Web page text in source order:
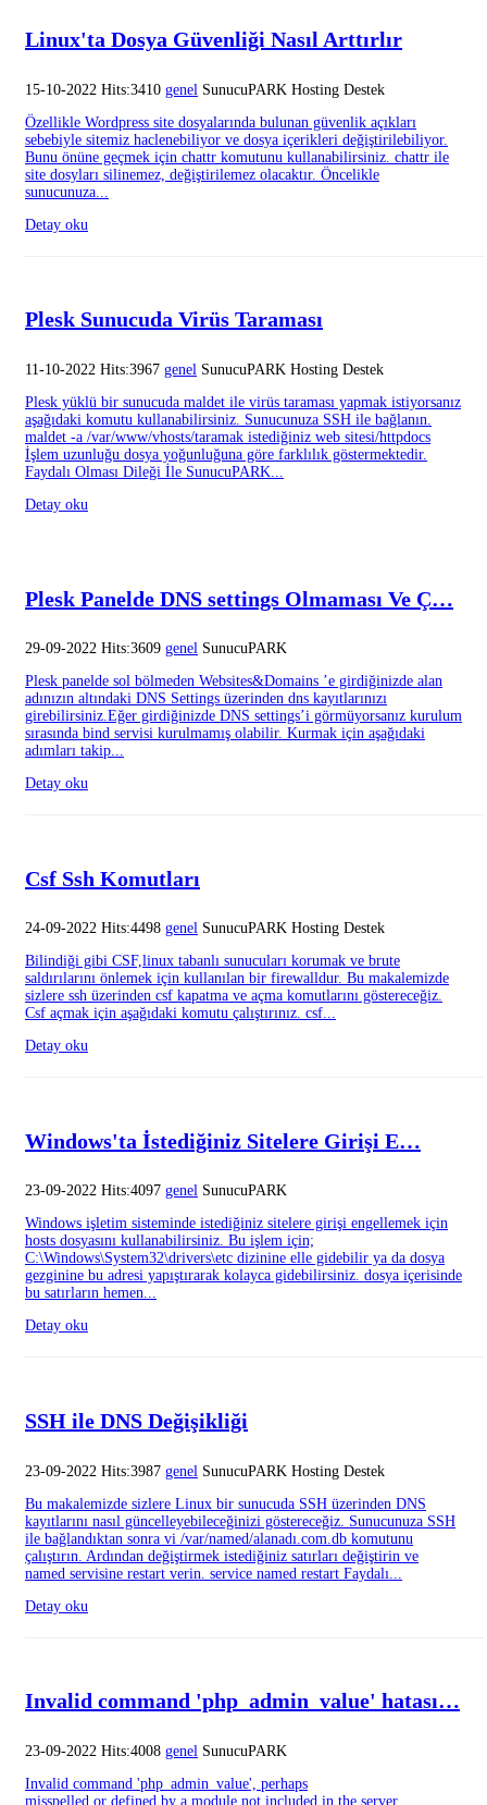
Linux'ta Dosya Güvenliği Nasıl Arttırlır
15-10-2022 Hits:3410 genel SunucuPARK Hosting Destek
Özellikle Wordpress site dosyalarında bulunan güvenlik açıkları
sebebiyle sitemiz haclenebiliyor ve dosya içerikleri değiştirilebiliyor.
Bunu önüne geçmek için chattr komutunu kullanabilirsiniz. chattr ile
site dosyları silinemez, değiştirilemez olacaktır. Öncelikle
sunucunuza...
Detay oku
Plesk Sunucuda Virüs Taraması
11-10-2022 Hits:3967 genel SunucuPARK Hosting Destek
Plesk yüklü bir sunucuda maldet ile virüs taraması yapmak istiyorsanız
aşağıdaki komutu kullanabilirsiniz. Sunucunuza SSH ile bağlanın.
maldet -a /var/www/vhosts/taramak istediğiniz web sitesi/httpdocs
İşlem uzunluğu dosya yoğunluğuna göre farklılık göstermektedir.
Faydalı Olması Dileği İle SunucuPARK...
Detay oku
Plesk Panelde DNS settings Olmaması Ve Ç…
29-09-2022 Hits:3609 genel SunucuPARK
Plesk panelde sol bölmeden Websites&Domains ’e girdiğinizde alan
adınızın altındaki DNS Settings üzerinden dns kayıtlarınızı
girebilirsiniz.Eğer girdiğinizde DNS settings’i görmüyorsanız kurulum
sırasında bind servisi kurulmamış olabilir. Kurmak için aşağıdaki
adımları takip...
Detay oku
Csf Ssh Komutları
24-09-2022 Hits:4498 genel SunucuPARK Hosting Destek
Bilindiği gibi CSF,linux tabanlı sunucuları korumak ve brute
saldırılarını önlemek için kullanılan bir firewalldur. Bu makalemizde
sizlere ssh üzerinden csf kapatma ve açma komutlarını göstereceğiz.
Csf açmak için aşağıdaki komutu çalıştırınız. csf...
Detay oku
Windows'ta İstediğiniz Sitelere Girişi E…
23-09-2022 Hits:4097 genel SunucuPARK
Windows işletim sisteminde istediğiniz sitelere girişi engellemek için
hosts dosyasını kullanabilirsiniz. Bu işlem için;
C:\Windows\System32\drivers\etc dizinine elle gidebilir ya da dosya
gezginine bu adresi yapıştırarak kolayca gidebilirsiniz. dosya içerisinde
bu satırların hemen...
Detay oku
SSH ile DNS Değişikliği
23-09-2022 Hits:3987 genel SunucuPARK Hosting Destek
Bu makalemizde sizlere Linux bir sunucuda SSH üzerinden DNS
kayıtlarını nasıl güncelleyebileceğinizi göstereceğiz. Sunucunuza SSH
ile bağlandıktan sonra vi /var/named/alanadı.com.db komutunu
çalıştırın. Ardından değiştirmek istediğiniz satırları değiştirin ve
named servisine restart verin. service named restart Faydalı...
Detay oku
Invalid command 'php_admin_value' hatası…
23-09-2022 Hits:4008 genel SunucuPARK
Invalid command 'php_admin_value', perhaps
misspelled or defined by a module not included in the server